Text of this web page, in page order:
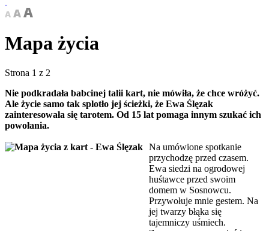
Mapa życia
Strona 1 z 2
Nie podkradała babcinej talii kart, nie mówiła, że chce wróżyć.
Ale życie samo tak splotło jej ścieżki, że Ewa Ślęzak
zainteresowała się tarotem. Od 15 lat pomaga innym szukać ich
powołania.
Na umówione spotkanie
przychodzę przed czasem.
Ewa siedzi na ogrodowej
huśtawce przed swoim
domem w Sosnowcu.
Przywołuje mnie gestem. Na
jej twarzy błąka się
tajemniczy uśmiech.